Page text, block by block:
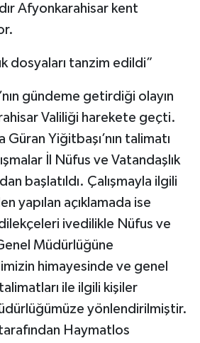
Afyonkarahisar kent
dosyaları tanzim edildi”
gündeme getirdiği olayın
Valiliği harekete geçti.
Yiğitbaşı’nın talimatı
İl Nüfus ve Vatandaşlık
başlatıldı. Çalışmayla ilgili
yapılan açıklamada ise
ivedilikle Nüfus ve
Müdürlüğüne
himayesinde ve genel
ile ilgili kişiler
yönlendirilmiştir.
Haymatlos